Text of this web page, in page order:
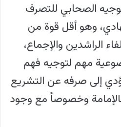
الصحابي للتصرف
وهو أقل قوة من
الراشدين والإجماع،
مهم لتوجيه فهم
إلى صرفه عن التشريع
وخصوصاً مع وجود